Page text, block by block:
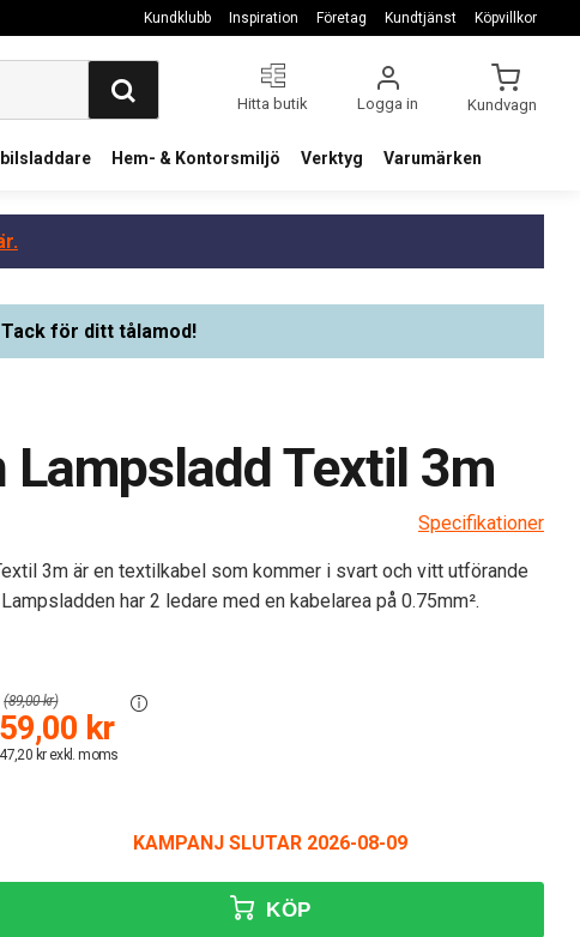
Kundklubb Inspiration Företag Kundtjänst Köpvillkor
Hitta butik Logga in Kundvagn
Hem- & Kontorsmiljö Verktyg Varumärken
för ditt tålamod!
Lampsladd Textil 3m
Specifikationer
3m är en textilkabel som kommer i svart och vitt utförande
har 2 ledare med en kabelarea på 0.75mm².
KAMPANJ SLUTAR 2026-08-09
59,00 kr
47,20 kr exkl. moms
(89,00 kr)
KÖP